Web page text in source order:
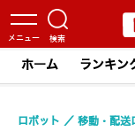
ホーム ランキン
ロボット 移動・配送